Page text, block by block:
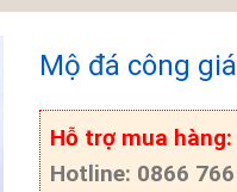
Mộ đá công
Hỗ trợ mua hàng:
Hotline: 0866